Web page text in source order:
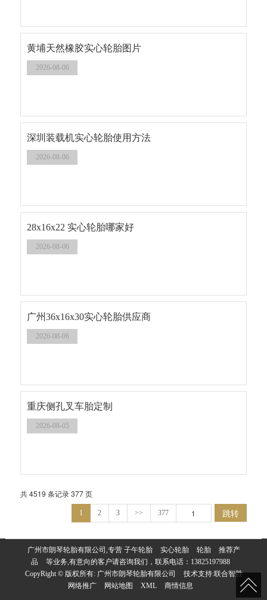
黄埔天然橡胶实心轮胎图片
2026-08-06
深圳装载机实心轮胎使用方法
2026-08-06
28x16x22 实心轮胎哪家好
2026-08-06
广州36x16x30实心轮胎供应商
2026-08-06
重庆侧孔叉车胎定制
2026-08-05
共 4519 条记录 377 页
1 2 3 >> 377 跳转
广州市朗琴轮胎有限公司,专营 子午轮胎 实心轮胎 轮胎
推荐产
品
等业务,有意向的客户请咨询我们，联系电话： 13825197988
CopyRight © 版权所有: 广州市朗琴轮胎有限公司 技术支持:联合智胜
网络推广
网站地图 XML 商情信息